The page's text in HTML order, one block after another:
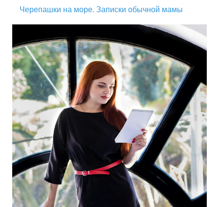
Черепашки на море. Записки обычной мамы